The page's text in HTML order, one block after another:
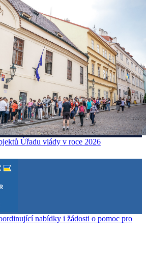
Úřadu vlády v roce 2026
nabídky i žádosti o pomoc pro